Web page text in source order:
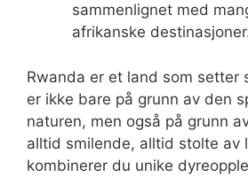
sammenlignet med
afrikanske
Rwanda er et land som setter
er ikke bare på grunn av den
naturen, men også på grunn
alltid smilende, alltid stolte av
kombinerer du unike